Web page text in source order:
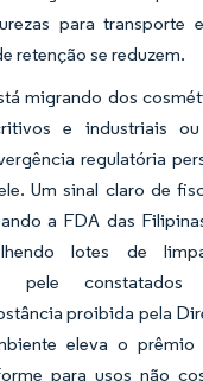
para transporte
retenção se reduzem.
migrando dos
e industriais ou
regulatória
Um sinal claro de
a FDA das
lotes de
pele constatados
proibida pela
eleva o prêmio
para usos não